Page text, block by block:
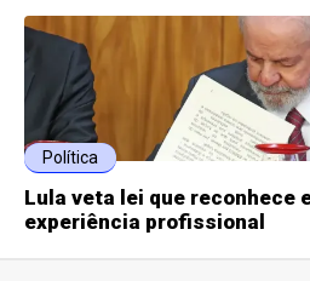
Política
Lula veta lei que reconhece
experiência profissional